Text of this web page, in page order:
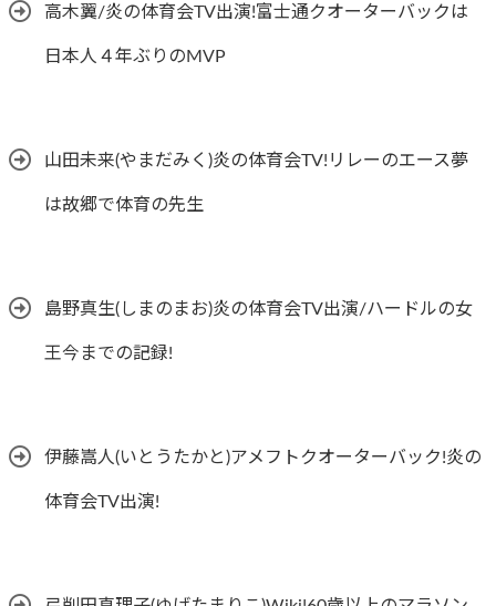
高木翼/炎の体育会TV出演!富士通クオーターバックは
日本人４年ぶりのMVP
山田未来(やまだみく)炎の体育会TV!リレーのエース夢
は故郷で体育の先生
島野真生(しまのまお)炎の体育会TV出演/ハードルの女
王今までの記録!
伊藤嵩人(いとうたかと)アメフトクオーターバック!炎の
体育会TV出演!